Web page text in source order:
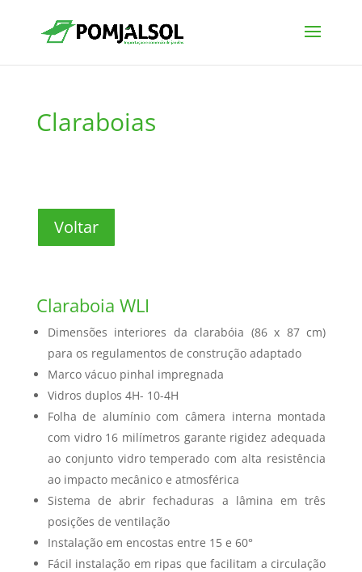
Claraboias
Voltar
Claraboia WLI
Dimensões interiores da clarabóia (86 x 87 cm)
para os regulamentos de construção adaptado
Marco vácuo pinhal impregnada
Vidros duplos 4H- 10-4H
Folha de alumínio com câmera interna montada
com vidro 16 milímetros garante rigidez adequada
ao conjunto vidro temperado com alta resistência
ao impacto mecânico e atmosférica
Sistema de abrir fechaduras a lâmina em três
posições de ventilação
Instalação em encostas entre 15 e 60°
Fácil instalação em ripas que facilitam a circulação